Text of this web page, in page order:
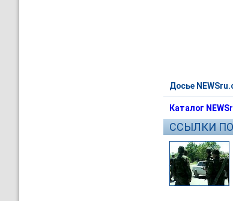
Досье
Каталог
ССЫЛКИ